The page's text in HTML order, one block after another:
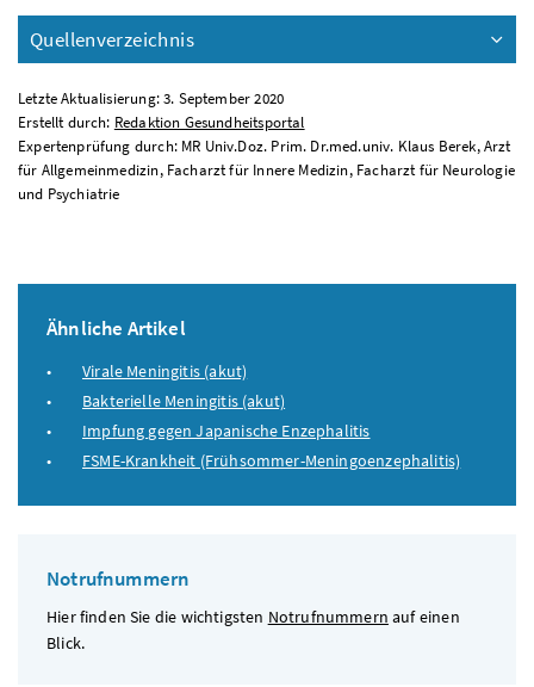
Quellenverzeichnis
Letzte Aktualisierung: 3. September 2020
Erstellt durch: Redaktion Gesundheitsportal
Expertenprüfung durch: MR Univ.Doz. Prim. Dr.med.univ. Klaus Berek, Arzt
für Allgemeinmedizin, Facharzt für Innere Medizin, Facharzt für Neurologie
und Psychiatrie
Ähnliche Artikel
Virale Meningitis (akut)
Bakterielle Meningitis (akut)
Impfung gegen Japanische Enzephalitis
FSME-Krankheit (Frühsommer-Meningoenzephalitis)
Notrufnummern
Hier finden Sie die wichtigsten Notrufnummern auf einen
Blick.